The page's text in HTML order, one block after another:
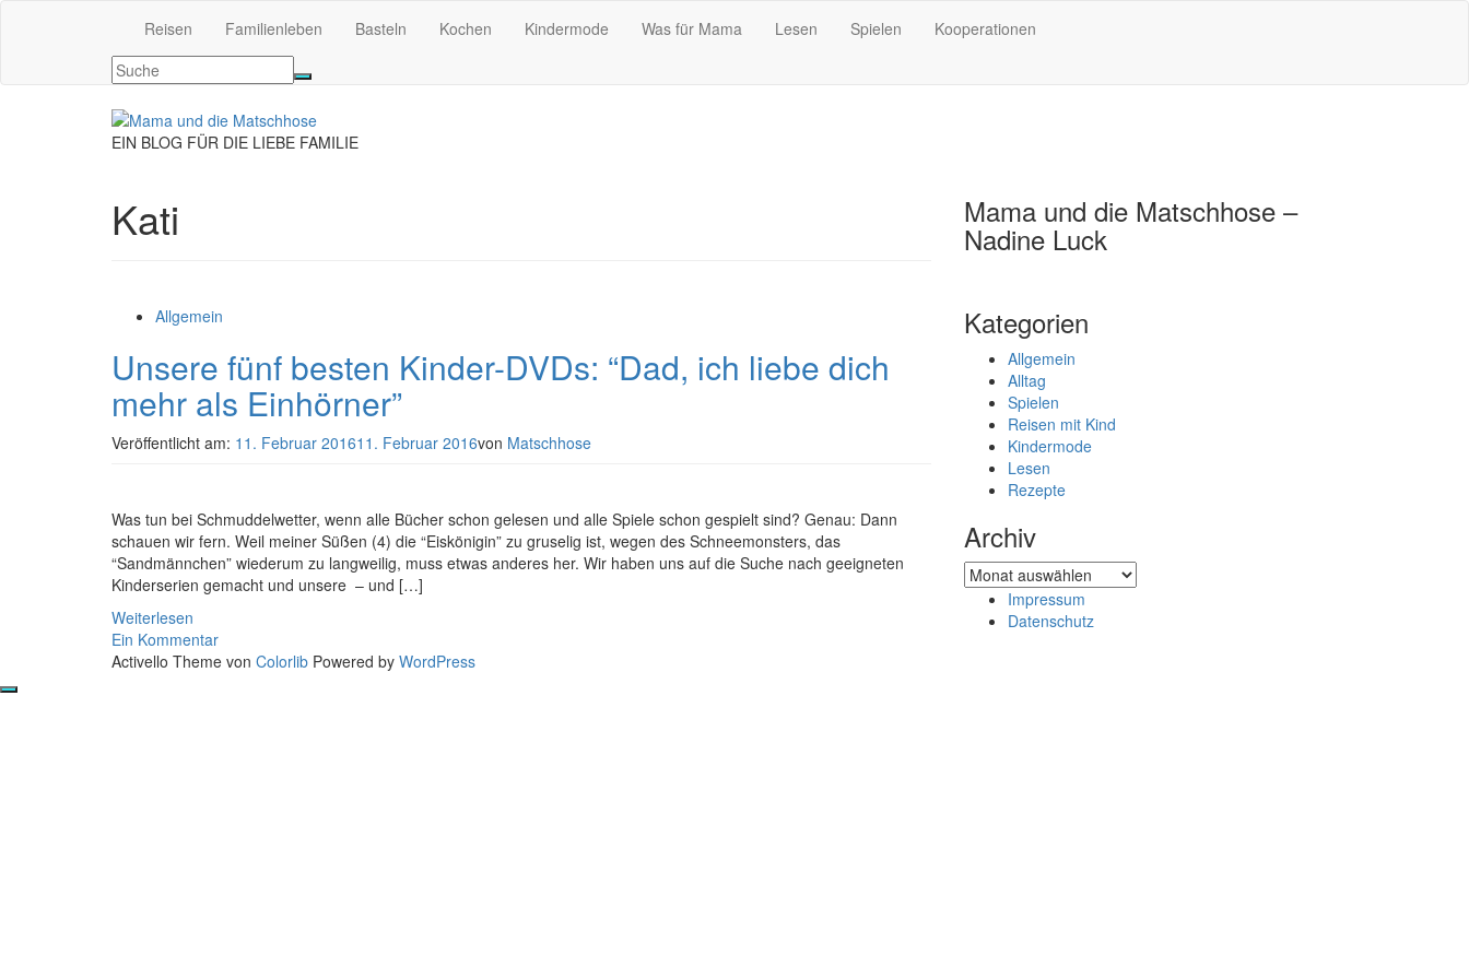
Reisen Familienleben Basteln Kochen Kindermode Was für Mama Lesen Spielen Kooperationen
EIN BLOG FÜR DIE LIEBE FAMILIE
Kati
Allgemein
Unsere fünf besten Kinder-DVDs: “Dad, ich liebe dich
mehr als Einhörner”
Veröffentlicht am: 11. Februar 201611. Februar 2016von Matschhose
Was tun bei Schmuddelwetter, wenn alle Bücher schon gelesen und alle Spiele schon gespielt sind? Genau: Dann
schauen wir fern. Weil meiner Süßen (4) die “Eiskönigin” zu gruselig ist, wegen des Schneemonsters, das
“Sandmännchen” wiederum zu langweilig, muss etwas anderes her. Wir haben uns auf die Suche nach geeigneten
Kinderserien gemacht und unsere – und […]
Weiterlesen
Ein Kommentar
Mama und die Matschhose –
Nadine Luck
Kategorien
Allgemein
Alltag
Spielen
Reisen mit Kind
Kindermode
Lesen
Rezepte
Archiv
Archiv
Impressum
Datenschutz
Activello Theme von Colorlib Powered by WordPress